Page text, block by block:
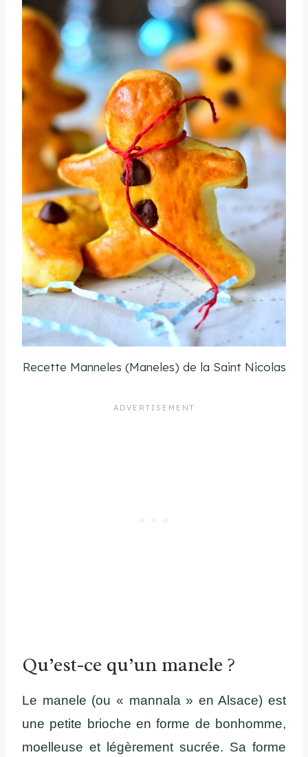
Recette Manneles (Maneles) de la Saint Nicolas
Qu’est-ce qu’un manele ?
Le manele (ou « mannala » en Alsace) est
une petite brioche en forme de bonhomme,
moelleuse et légèrement sucrée. Sa forme